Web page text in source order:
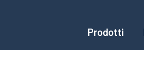
Prodotti